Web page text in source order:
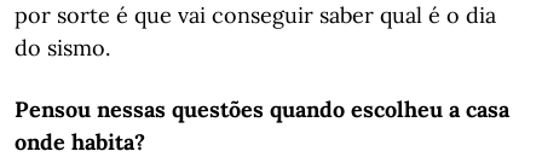
por sorte é que vai conseguir saber qual é o dia
do sismo.
Pensou nessas questões quando escolheu a casa
onde habita?